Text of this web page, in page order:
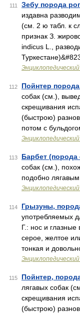
111 Зебу порода
издавна
(см. 2 ю табл. к
признак З.
indicus L.,
112 Пойнтер
собак (см.),
скрещивания
(быстрою)
потом с
113 Барбет (порода
собак (см.),
подобно
114 Грызуны,
употребляемых
Г.: нос и глазные
серое, желтое
тонкая и
115 Пойнтер,
лягавых собак
скрещивания
(быстрою)